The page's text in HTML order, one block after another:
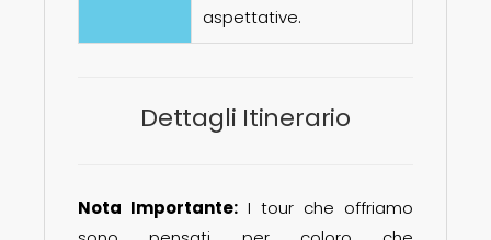
aspettative.
Dettagli Itinerario
Nota Importante: I tour che offriamo